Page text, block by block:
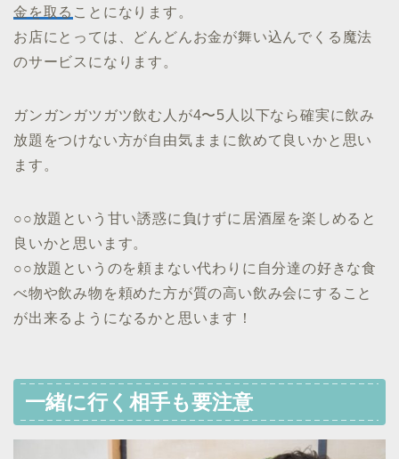
金を取る ことになります。
お店にとっては、どんどんお金が舞い込んでくる魔法
のサービスになります。
ガンガンガツガツ飲む人が4〜5人以下なら確実に飲み
放題をつけない方が自由気ままに飲めて良いかと思い
ます。
○○放題という甘い誘惑に負けずに居酒屋を楽しめると
良いかと思います。
○○放題というのを頼まない代わりに自分達の好きな食
べ物や飲み物を頼めた方が質の高い飲み会にすること
が出来るようになるかと思います！
一緒に行く相手も要注意